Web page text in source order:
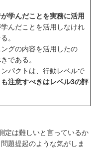
学んだことを実務に活用
んだことを活用しなけれ
。
グの内容を活用したの
である。
パクトは、行動レベルで
も注意すべきはレベル3の評
定は難しいと言っているか
題提起のような気がしま